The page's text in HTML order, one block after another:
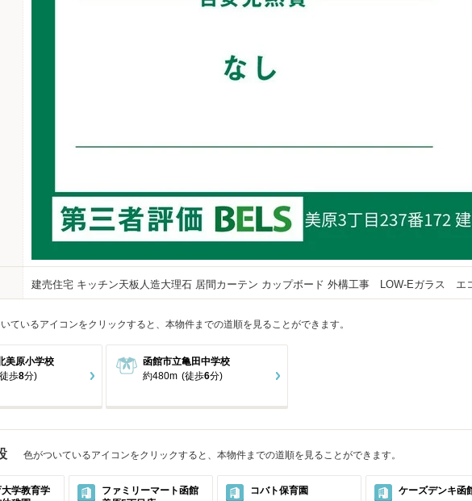
建売住宅 キッチン天板人造大理石 居間カーテン カップボード 外構工事 LOW-Eガラス
ているアイコンをクリックすると、本物件までの道順を見ることができます。
美原小学校
歩8分)
函館市立亀田中学校
約480m (徒歩6分)
色がついているアイコンをクリックすると、本物件までの道順を見ることができます。
学教育学
ファミリーマート函館
コバト保育園 ケーズデンキ函